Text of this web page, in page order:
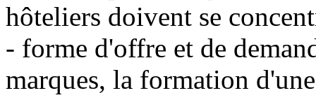
hôteliers doivent se
- forme d'offre et de
marques, la formation